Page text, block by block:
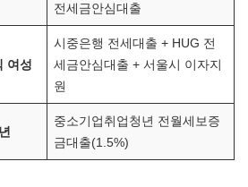
전세금안심대출
여성
시중은행 전세대출 + HUG 전
세금안심대출 + 서울시 이자지
원
중소기업취업청년 전월세보증
금대출(1.5%)